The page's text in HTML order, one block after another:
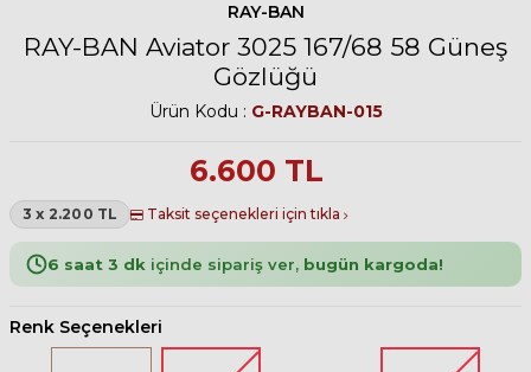
RAY-BAN
RAY-BAN Aviator 3025 167/68 58 Güneş
Gözlüğü
Ürün Kodu : G-RAYBAN-015
6.600 TL
3 x 2.200 TL Taksit seçenekleri için tıkla
6 saat 3 dk içinde sipariş ver, bugün kargoda!
Renk Seçenekleri